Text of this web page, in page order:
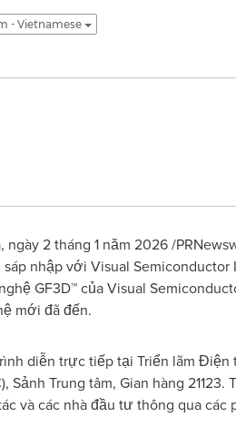
- Vietnamese
, ngày 2 tháng 1 năm 2026/
nhập với Visual
GF3D™ của Visual
mới đã đến.
diễn trực tiếp tại Triển lãm
Sảnh Trung tâm, Gian hàng
và các nhà đầu tư thông qua